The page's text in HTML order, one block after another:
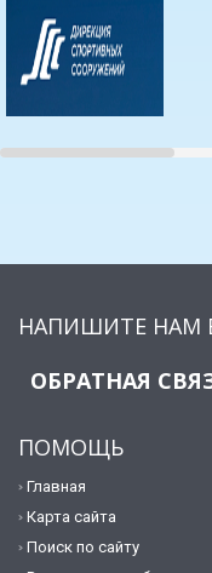
НАПИШИТЕ НАМ
ОБРАТНАЯ
ПОМОЩЬ
Главная
Карта сайта
Поиск по сайту